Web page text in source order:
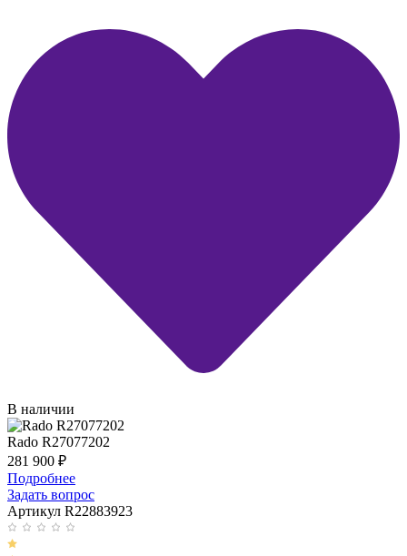
В наличии
Rado R27077202
281 900 ₽
Подробнее
Задать вопрос
Артикул R22883923